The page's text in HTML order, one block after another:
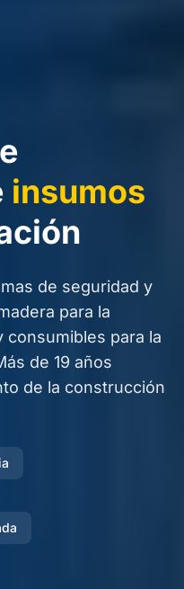
insumos
de seguridad y
para la
para la
de 19 años
de la construcción